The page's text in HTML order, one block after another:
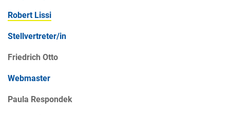
Robert Lissi
Stellvertreter/in
Friedrich Otto
Webmaster
Paula Respondek